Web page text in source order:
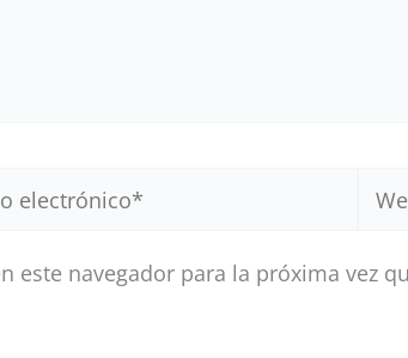
Web
este navegador para la próxima vez